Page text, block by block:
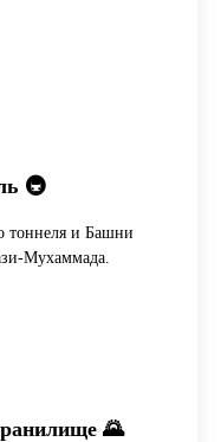
🚇
тоннеля и Башни
Мухаммада.
🌄